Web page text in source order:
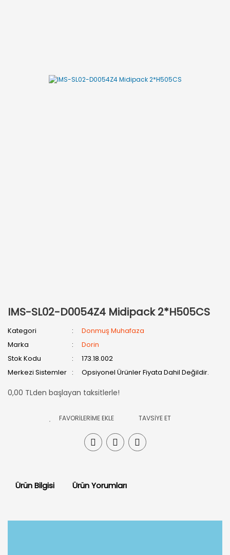
IMS-SL02-D0054Z4 Midipack 2*H505CS
Kategori
Donmuş Muhafaza
Marka
Dorin
Stok Kodu
173.18.002
Merkezi Sistemler
Opsiyonel Ürünler Fiyata Dahil Değildir.
0,00 TLden başlayan taksitlerle!
TAVSİYE ET
Ürün Bilgisi Ürün Yorumları